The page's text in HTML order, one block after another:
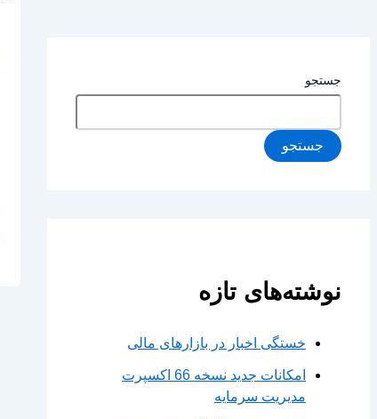
جستجو
جستجو
نوشته‌های تازه
خستگی اخبار در بازارهای مالی
امکانات جدید نسخه 66 اکسپرت
مدیریت سرمایه